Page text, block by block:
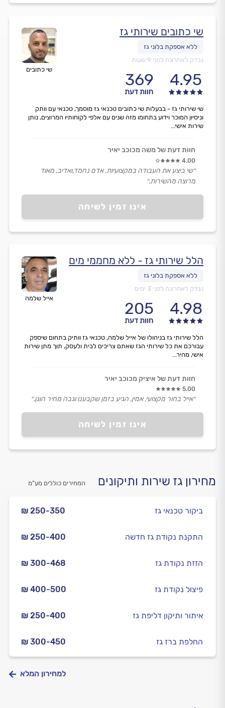
שי כתובים
שי כתובים שירותי גז
נבדק לאחרונה לפני 9 שעות
4.95
369
חוות דעת
אינו זמין לשיחה
שי שירותי גז - בבעלות שי כתובים טכנאי גז מוסמך, טכנאי עם וותק
וניסיון המוכר וידוע בתחומו מזה שנים עם אלפי לקוחותיו המרוצים, נותן
שירות אישי...
חוות דעת של משה מכוכב יאיר
4.00
״שי ביצע את העבודה במקצועיות, אדם נחמד,ואדיב, מאוד
מרוצה מהשירות.״
אייל שלמה
הלל שירותי גז - ללא מחממי מים
נבדק לאחרונה לפני 3 ימים
4.98
205
חוות דעת
אינו זמין לשיחה
הלל שירותי גז בניהולו של אייל שלמה, טכנאי גז וותיק בתחום שיספק
עבורכם את כל שירותי הגז שאתם צריכים לבית ולעסק, תוך מתן שירות
אישי, מהיר...
חוות דעת של איציק מכוכב יאיר
5.00
״אייל בחור מקצועי, אמין, הגיע בזמן שקבענו וגבה מחיר הוגן.״
מחירון גז שירות ותיקונים המחירים כוללים מע”מ
₪ 250-350 ביקור טכנאי גז
₪ 250-400 התקנת נקודת גז חדשה
₪ 300-468 הזזת נקודת גז
₪ 400-500 פיצול נקודת גז
₪ 250-400 איתור ותיקון דליפת גז
₪ 300-450 החלפת ברז גז
למחירון המלא